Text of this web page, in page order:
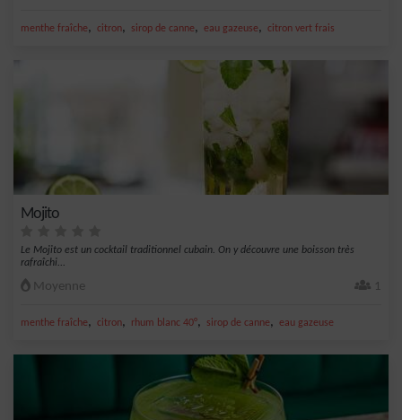
menthe fraîche, citron, sirop de canne, eau gazeuse, citron vert frais
Mojito
Le Mojito est un cocktail traditionnel cubain. On y découvre une boisson très
rafraîchi...
Moyenne 1
menthe fraîche, citron, rhum blanc 40°, sirop de canne, eau gazeuse